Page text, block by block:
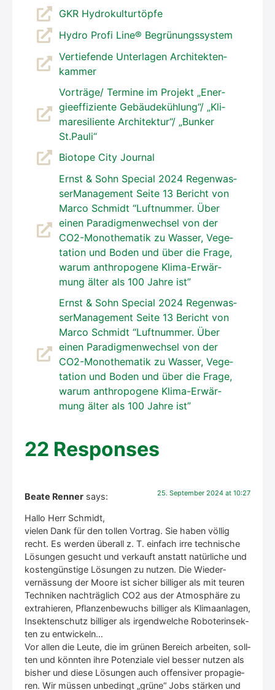
GKR Hydro­kul­tur­töp­fe
Hydro Pro­fi Line® Begrü­nungs­sys­tem
Ver­tie­fen­de Unter­la­gen Archi­tek­ten­
kam­mer
Vorträge/ Ter­mi­ne im Pro­jekt „Ener­
gie­ef­fi­zi­en­te Gebäudekühlung“/ „Kli­
ma­re­si­li­en­te Architektur“/ „Bun­ker
St.Pauli“
Bio­to­pe City Jour­nal
Ernst & Sohn Spe­cial 2024 Regen­was­
ser­Ma­nage­ment Sei­te 13 Bericht von
Mar­co Schmidt “Luft­num­mer. Über
einen Para­dig­men­wech­sel von der
CO2-Mono­the­ma­tik zu Was­ser, Vege­
ta­ti­on und Boden und über die Fra­ge,
war­um anthro­po­ge­ne Kli­ma-Erwär­
mung älter als 100 Jah­re ist”
Ernst & Sohn Spe­cial 2024 Regen­was­
ser­Ma­nage­ment Sei­te 13 Bericht von
Mar­co Schmidt “Luft­num­mer. Über
einen Para­dig­men­wech­sel von der
CO2-Mono­the­ma­tik zu Was­ser, Vege­
ta­ti­on und Boden und über die Fra­ge,
war­um anthro­po­ge­ne Kli­ma-Erwär­
mung älter als 100 Jah­re ist”
22 Respon­ses
Beate Renner says: 25. Sep­tem­ber 2024 at 10:27
Hal­lo Herr Schmidt,
vie­len Dank für den tol­len Vor­trag. Sie haben völ­lig
recht. Es wer­den über­all z. T. ein­fach irre tech­ni­sche
Lösun­gen gesucht und ver­kauft anstatt natür­li­che und
kos­ten­güns­ti­ge Lösun­gen zu nut­zen. Die Wie­der­
vernäs­sung der Moo­re ist sicher bil­li­ger als mit teu­ren
Tech­ni­ken nach­träg­lich CO2 aus der Atmo­sphä­re zu
extra­hie­ren, Pflan­zen­be­wuchs bil­li­ger als Kli­ma­an­la­gen,
Insek­ten­schutz bil­li­ger als irgend­wel­che Robo­ter­in­sek­
ten zu ent­wi­ckeln…
Vor allen die Leu­te, die im grü­nen Bereich arbei­ten, soll­
ten und könn­ten ihre Poten­zia­le viel bes­ser nut­zen als
bis­her und die­se Lösun­gen auch offen­si­ver pro­pa­gie­
ren. Wir müs­sen unbe­dingt „grü­ne“ Jobs stär­ken und